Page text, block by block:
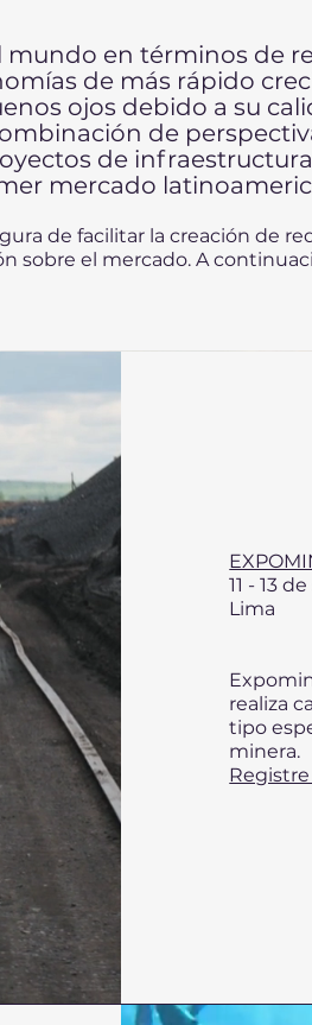
mundo en términos de
de más rápido
ojos debido a su
de
de
mercado
de facilitar la creación de
sobre el mercado. A
11 - 13
Lima
realiza
tipo
minera.